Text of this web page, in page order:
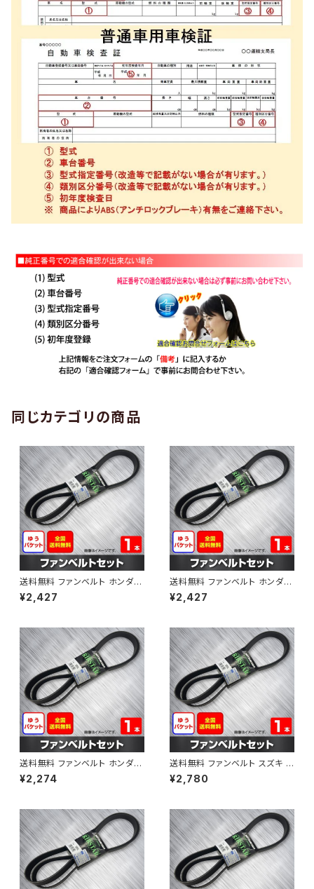
同じカテゴリの商品
送料無料 ファンベルト ホンダ
ゼスト 型式JE1 H18.03～H24.
11 （国内トップメーカー） 1本 H
¥2,427
送料無料 ファンベルト ホンダ ラ
イフ 型式JB6 H15.09～H20.1
1 （国内トップメーカー） 1本 HA
¥2,427
送料無料 ファンベルト ホンダ フ
ィット 型式GE6 H19.10～H25.
09 （国内トップメーカー） 1本 H
¥2,274
送料無料 ファンベルト スズキ ス
ペーシア 型式MK32S H25.03
～H30.02 （国内トップメーカ
¥2,780